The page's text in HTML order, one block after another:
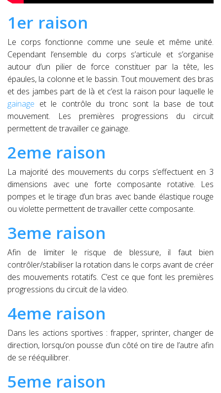
1er raison
Le corps fonctionne comme une seule et même unité.
Cependant l’ensemble du corps s’articule et s’organise
autour d’un pilier de force constituer par la tête, les
épaules, la colonne et le bassin. Tout mouvement des bras
et des jambes part de là et c’est la raison pour laquelle le
gainage et le contrôle du tronc sont la base de tout
mouvement. Les premières progressions du circuit
permettent de travailler ce gainage.
2eme raison
La majorité des mouvements du corps s’effectuent en 3
dimensions avec une forte composante rotative. Les
pompes et le tirage d’un bras avec bande élastique rouge
ou violette permettent de travailler cette composante.
3eme raison
Afin de limiter le risque de blessure, il faut bien
contrôler/stabiliser la rotation dans le corps avant de créer
des mouvements rotatifs. C’est ce que font les premières
progressions du circuit de la video.
4eme raison
Dans les actions sportives : frapper, sprinter, changer de
direction, lorsqu’on pousse d’un côté on tire de l’autre afin
de se rééquilibrer.
5eme raison